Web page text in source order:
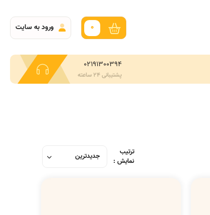
0 ورود به سایت
02191300394
پشتیبانی 24 ساعته
ترتیب
نمایش :